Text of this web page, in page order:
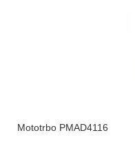
Mototrbo PMAD4116